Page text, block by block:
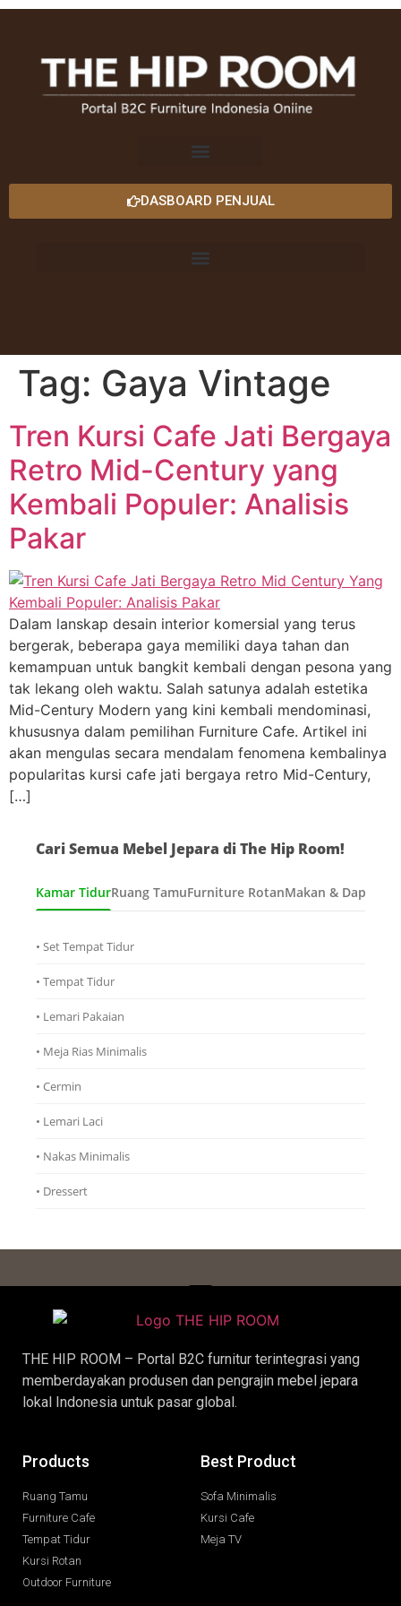
DASBOARD PENJUAL
Tag: Gaya Vintage
Tren Kursi Cafe Jati Bergaya
Retro Mid-Century yang
Kembali Populer: Analisis
Pakar
Dalam lanskap desain interior komersial yang terus
bergerak, beberapa gaya memiliki daya tahan dan
kemampuan untuk bangkit kembali dengan pesona yang
tak lekang oleh waktu. Salah satunya adalah estetika
Mid-Century Modern yang kini kembali mendominasi,
khususnya dalam pemilihan Furniture Cafe. Artikel ini
akan mengulas secara mendalam fenomena kembalinya
popularitas kursi cafe jati bergaya retro Mid-Century,
[…]
Cari Semua Mebel Jepara di The Hip Room!
Kamar TidurRuang TamuFurniture RotanMakan & Dapur
• Set Tempat Tidur
• Tempat Tidur
• Lemari Pakaian
• Meja Rias Minimalis
• Cermin
• Lemari Laci
• Nakas Minimalis
• Dressert
THE HIP ROOM – Portal B2C furnitur terintegrasi yang
memberdayakan produsen dan pengrajin mebel jepara
lokal Indonesia untuk pasar global.
Products
Ruang Tamu
Furniture Cafe
Tempat Tidur
Kursi Rotan
Outdoor Furniture
Best Product
Sofa Minimalis
Kursi Cafe
Meja TV